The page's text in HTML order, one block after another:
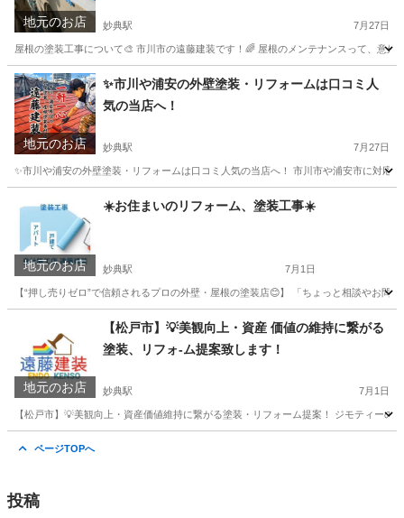
地元のお店 妙典駅 7月27日
屋根の塗装工事について🎨 市川市の遠藤建装です！🌈 屋根のメンテナンスって、意
千葉 市川市 妙典駅 その他 外壁塗装
地元のお店
✨市川や浦安の外壁塗装・リフォームは口コミ人
気の当店へ！
妙典駅 7月27日
✨市川や浦安の外壁塗装・リフォームは口コミ人気の当店へ！ 市川市や浦安市に対
妙典駅 リフォーム 外壁塗装
地元のお店
☀️お住まいのリフォーム、塗装工事☀️
妙典駅 7月1日
【“押し売りゼロ”で信頼されるプロの外壁・屋根の塗装店😊】 「ちょっと相談やお
妙典駅 リフォーム 外壁塗装
地元のお店
【松戸市】💡美観向上・資産 価値の維持に繋がる
塗装、リフォ-ム提案致します！
妙典駅 7月1日
【松戸市】💡美観向上・資産価値維持に繋がる塗装・リフォーム提案！ ジモティー
ページTOPへ
投稿